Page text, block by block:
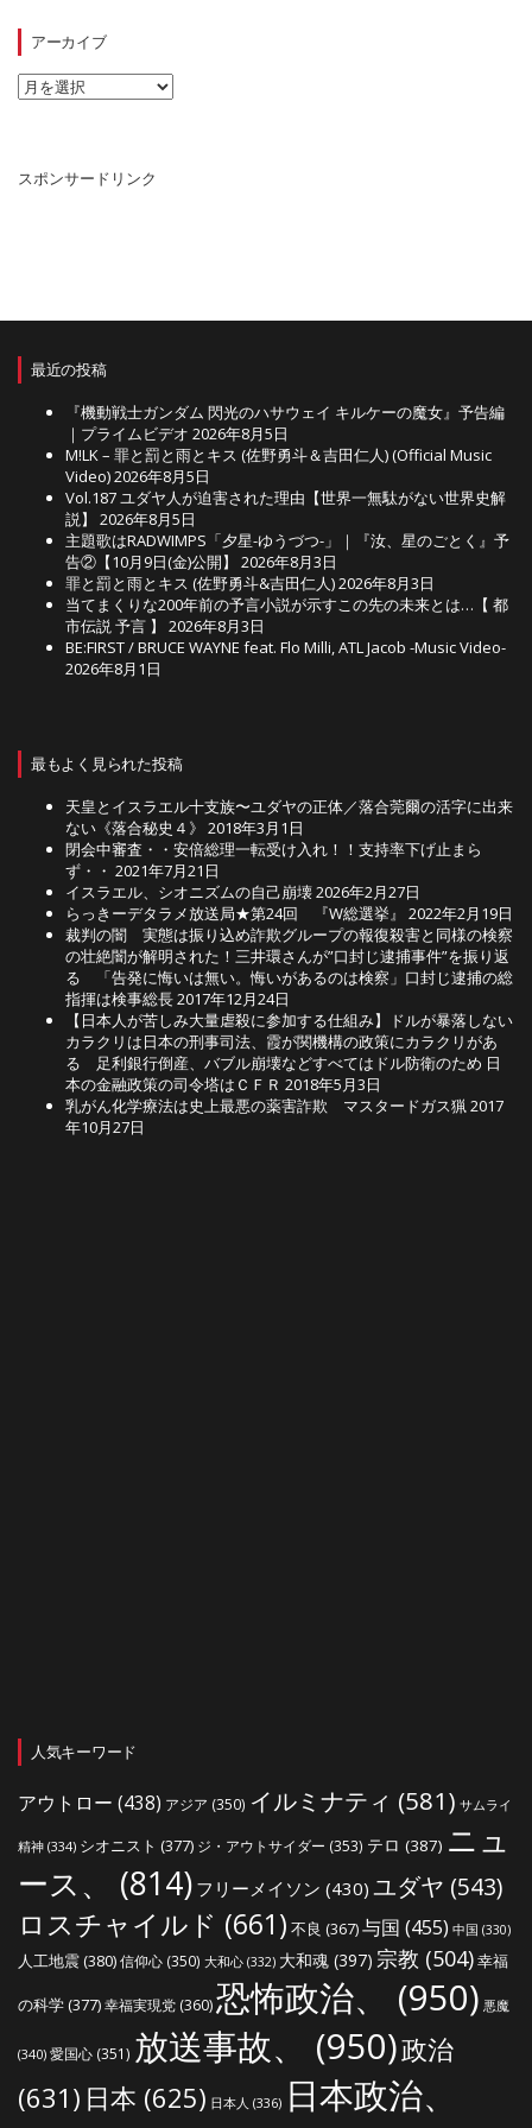
ー
アーカイブ
ア
ー
スポンサードリンク
最近の投稿
『機動戦士ガンダム 閃光のハサウェイ キルケーの魔女』予告編
｜プライムビデオ 2026年8月5日
M!LK – 罪と罰と雨とキス (佐野勇斗＆吉田仁人) (Official Music
Video)2026年8月5日
Vol.187 ユダヤ人が迫害された理由【世界一無駄がない世界史解
説】
2026年8月5日
主題歌はRADWIMPS「夕星-ゆうづつ-」｜『汝、星のごとく』予
告②【10月9日(金)公開】
2026年8月3日
罪と罰と雨とキス (佐野勇斗&吉田仁人)2026年8月3日
当てまくりな200年前の予言小説が示すこの先の未来とは…【 都
市伝説 予言 】
2026年8月3日
BE:FIRST / BRUCE WAYNE feat. Flo Milli, ATL Jacob -Music Video-
2026年8月1日
最もよく見られた投稿
天皇とイスラエル十支族〜ユダヤの正体／落合莞爾の活字に出来
ない《落合秘史４》 2018年3月1日
閉会中審査・・安倍総理一転受け入れ！！支持率下げ止まら
ず・・ 2021年7月21日
イスラエル、シオニズムの自己崩壊2026年2月27日
らっきーデタラメ放送局★第24回 『W総選挙』
2022年2月19日
裁判の闇 実態は振り込め詐欺グループの報復殺害と同様の検察
の壮絶闇が解明された！三井環さんが”口封じ逮捕事件”を振り返
る 「告発に悔いは無い。悔いがあるのは検察」口封じ逮捕の総
指揮は検事総長2017年12月24日
【日本人が苦しみ大量虐殺に参加する仕組み】ドルが暴落しない
カラクリは日本の刑事司法、霞が関機構の政策にカラクリがあ
る 足利銀行倒産、バブル崩壊などすべてはドル防衛のため 日
本の金融政策の司令塔はＣＦＲ 2018年5月3日
乳がん化学療法は史上最悪の薬害詐欺 マスタードガス猟 2017
年10月27日
人気キーワード
アウトロー (438) アジア (350) イルミナティ (581) サムライ
精神 (334) シオニスト (377) ジ・アウトサイダー (353) テロ (387) ニュ
ース、
(814) フリーメイソン (430) ユダヤ (543)
ロスチャイルド (661) 不良 (367)与国 (455) 中国 (330)
人工地震(380)信仰心 (350) 大和心 (332) 大和魂 (397) 宗教 (504)幸福
の科学(377)幸福実現党 (360)恐怖政治、 (950) 悪魔
(340) 愛国心 (351) 放送事故、 (950)政治
(631) 日本 (625) 日本人 (336) 日本政治、